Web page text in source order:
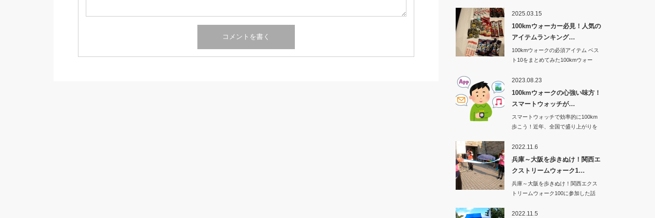
2025.03.15
100kmウォーカー必見！人気の
アイテムランキング…
100kmウォークの必須アイテム ベス
ト10をまとめてみた100kmウォー
2023.08.23
100kmウォークの心強い味方！
スマートウォッチが…
スマートウォッチで効率的に100km
歩こう！近年、全国で盛り上がりを
2022.11.6
兵庫～大阪を歩きぬけ！関西エ
クストリームウォーク1…
兵庫～大阪を歩きぬけ！関西エクス
トリームウォーク100に参加した話
2022.11.5